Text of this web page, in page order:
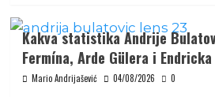
Kakva statistika Andrije
Fermína, Arde Gülera i Endricka
Mario Andrijašević 04/08/2026 0